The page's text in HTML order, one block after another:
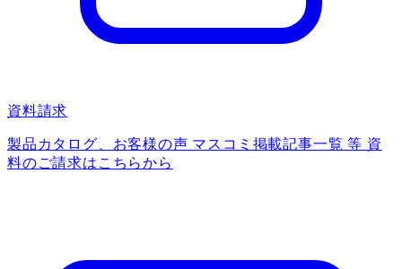
資料請求
製品カタログ、お客様の声 マスコミ掲載記事一覧 等 資
料のご請求はこちらから